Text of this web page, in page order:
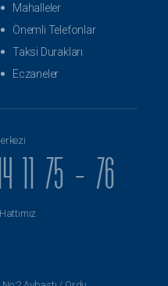
Mahalleler
Önemli Telefonlar
Taksi Durakları
Eczaneler
11 75 - 76